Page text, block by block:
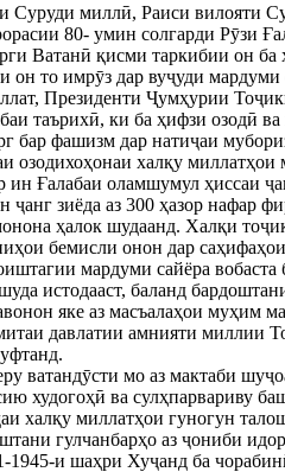
Суруди миллӣ, Раиси вилояти
80- умин солгарди Рӯзи
Ватанӣ қисми таркибии он ба
он то имрӯз дар вуҷуди
Президенти Ҷумҳурии
таърихӣ, ки ба ҳифзи озодӣ
бар фашизм дар натиҷаи
озодихоҳонаи халқу
Ғалабаи оламшумул ҳиссаи
ҷанг зиёда аз 300 ҳазор нафар
ҳалок шудаанд. Халқи
бемисли онон дар
мардуми сайёра
истодааст, баланд
яке аз масъалаҳои муҳим
давлатии амнияти миллии
ватандӯсти мо аз мактаби
худогоҳӣ ва сулҳпарвариву
халқу миллатҳои гуногун
гулчанбарҳо аз ҷониби
1945-и шаҳри Хуҷанд ба